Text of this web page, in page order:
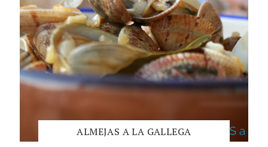
ALMEJAS A LA GALLEGA